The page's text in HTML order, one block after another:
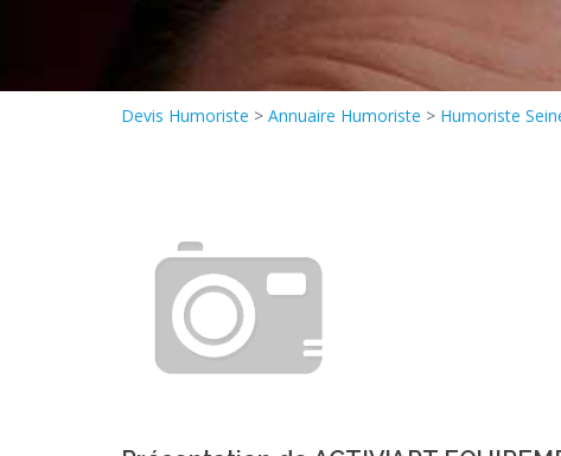
Devis Humoriste > Annuaire Humoriste > Humoriste